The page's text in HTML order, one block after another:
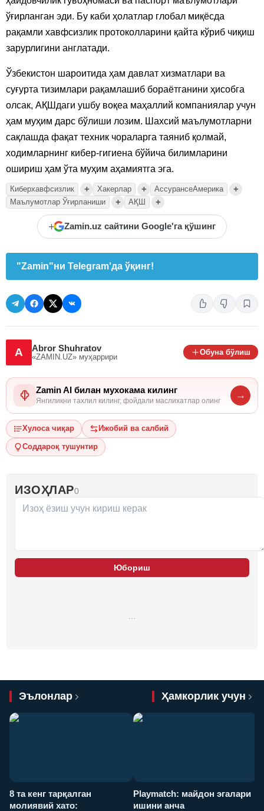
ўғирланган эди. Бу каби ҳолатлар глобал миқёсда
рақамли хавфсизлик протоколларини қайта кўриб чиқиш
зарурлигини англатади.
Ўзбекистон шароитида ҳам давлат хизматлари ва
суғурта тизимлари рақамлашиб бораётганини ҳисобга
олсак, АҚШдаги ушбу воқеа маҳаллий компаниялар учун
ҳам муҳим дарс бўлиши лозим. Шахсий маълумотларни
сақлашда фақат техник чораларга таяниб қолмай,
ходимларнинг кибер-гигиена бўйича билимларини
ошириш ҳам ўта муҳим аҳамиятга эга.
Киберхавфсизлик + Хакерлар + АссурансеАмерика +
Маълумотлар Ўғирланиши + АҚШ +
+ Zamin.uz сайтини Google'га қўшинг
"Zamin"ни Telegram'да ўқинг!
A Abror Shuhratov
«ZAMIN.UZ» муҳаррири
Обуна бўлиш
Zamin AI билан мухокама килинг
Янгиликни тахлил килинг, фойдали маслихатлар олинг
→
Хулоса чиқар Ижобий ва салбий
Соддароқ тушунтир
ИЗОҲЛАР0
Юбориш
Эълонлар Ҳамкорлик учун
8 та кенг тарқалган
молиявий хато:
Playmatch: майдон эгалари
ишини анча